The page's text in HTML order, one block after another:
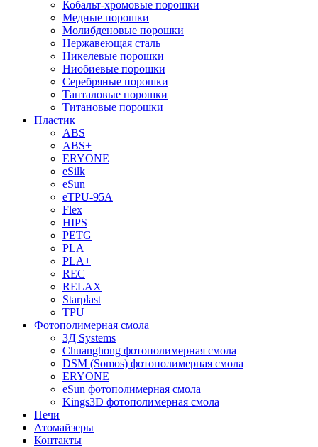
Кобальт-хромовые порошки
Медные порошки
Молибденовые порошки
Нержавеющая сталь
Никелевые порошки
Ниобиевые порошки
Серебряные порошки
Танталовые порошки
Титановые порошки
Пластик
ABS
ABS+
ERYONE
eSilk
eSun
eTPU-95A
Flex
HIPS
PETG
PLA
PLA+
REC
RELAX
Starplast
TPU
Фотополимерная смола
3Д Systems
Chuanghong фотополимерная смола
DSM (Somos) фотополимерная смола
ERYONE
eSun фотополимерная смола
Kings3D фотополимерная смола
Печи
Атомайзеры
Контакты